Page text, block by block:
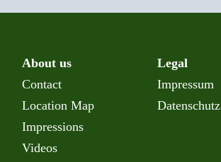
About us
Contact
Location Map
Impressions
Videos
Legal
Impressum
Datenschutz